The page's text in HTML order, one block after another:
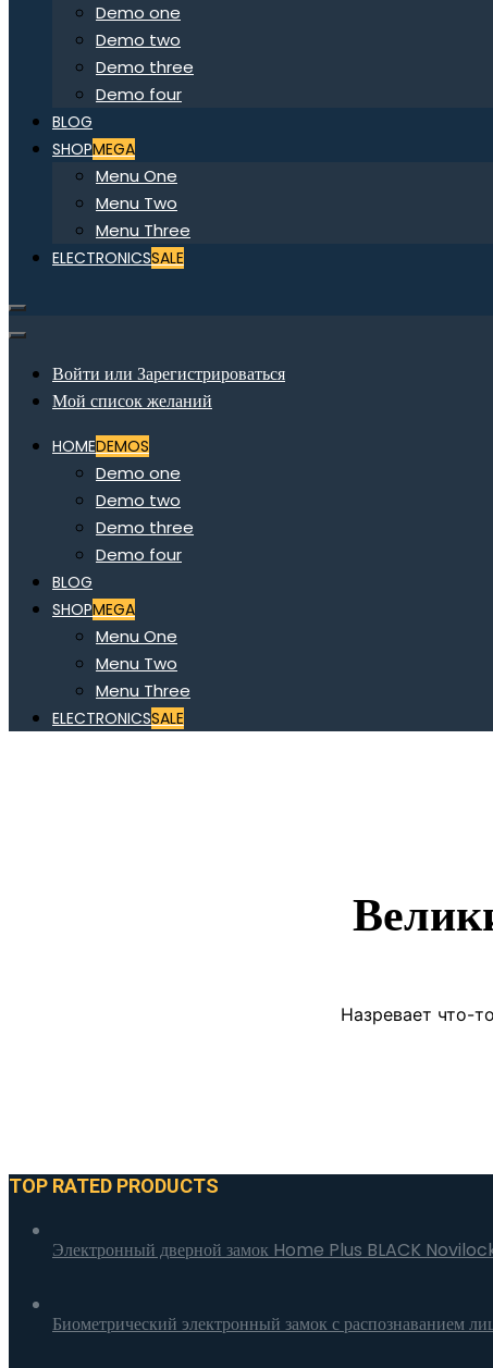
Demo one
Demo two
Demo three
Demo four
BLOG
SHOPMEGA
Menu One
Menu Two
Menu Three
ELECTRONICSSALE
Войти или Зарегистрироваться
Мой список желаний
HOMEDEMOS
Demo one
Demo two
Demo three
Demo four
BLOG
SHOPMEGA
Menu One
Menu Two
Menu Three
ELECTRONICSSALE
Назревает что-
TOP RATED PRODUCTS
Электронный дверной замок Home Plus BLACK
Биометрический электронный замок с распознаванием